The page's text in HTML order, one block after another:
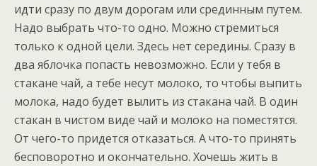
идти сразу по двум дорогам или срединным путем.
Надо выбрать что-то одно. Можно стремиться
только к одной цели. Здесь нет середины. Сразу в
два яблочка попасть невозможно. Если у тебя в
стакане чай, а тебе несут молоко, то чтобы выпить
молока, надо будет вылить из стакана чай. В один
стакан в чистом виде чай и молоко на поместятся.
От чего-то придется отказаться. А что-то принять
бесповоротно и окончательно. Хочешь жить в